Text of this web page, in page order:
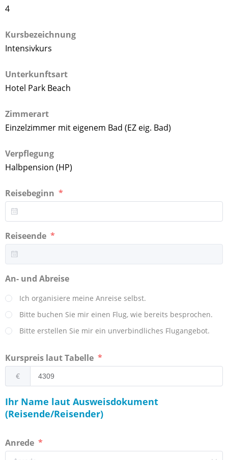
4
Kursbezeichnung
Intensivkurs
Unterkunftsart
Hotel Park Beach
Zimmerart
Einzelzimmer mit eigenem Bad (EZ eig. Bad)
Verpflegung
Halbpension (HP)
Reisebeginn
Reiseende
An- und Abreise
Ich organisiere meine Anreise selbst.
Bitte buchen Sie mir einen Flug, wie bereits besprochen.
Bitte erstellen Sie mir ein unverbindliches Flugangebot.
Kurspreis laut Tabelle
€
Ihr Name laut Ausweisdokument
(Reisende/Reisender)
Anrede